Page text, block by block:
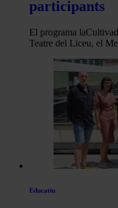
participants
El programa
Teatre del Liceu, el
Educatiu